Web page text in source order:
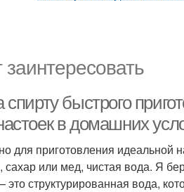
спирту быстрого
в домашних
для приготовления идеальной
сахар или мед, чистая вода. Я
структурированная вода,